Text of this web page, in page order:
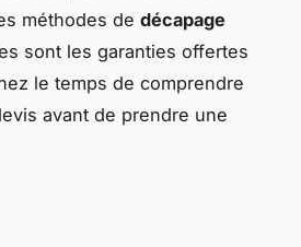
méthodes de décapage
sont les garanties offertes
le temps de comprendre
avant de prendre une